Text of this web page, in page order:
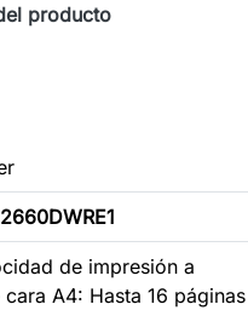
producto
de impresión a
A4: Hasta 16 páginas